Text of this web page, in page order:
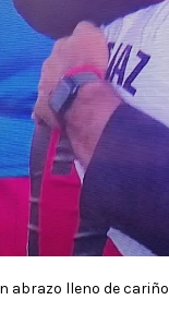
abrazo lleno de